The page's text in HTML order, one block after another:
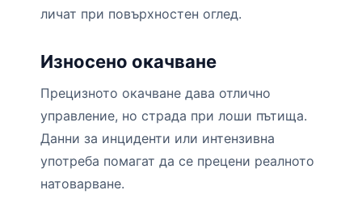
личат при повърхностен оглед.
Износено окачване
Прецизното окачване дава отлично
управление, но страда при лоши пътища.
Данни за инциденти или интензивна
употреба помагат да се прецени реалното
натоварване.